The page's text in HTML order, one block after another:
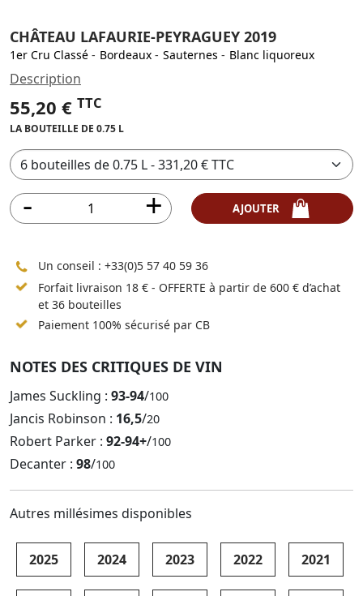
CHÂTEAU LAFAURIE-PEYRAGUEY 2019
1er Cru Classé - Bordeaux - Sauternes - Blanc liquoreux
Description
55,20 € TTC
LA BOUTEILLE DE 0.75 L
Un conseil : +33(0)5 57 40 59 36
Forfait livraison 18 € - OFFERTE à partir de 600 € d’achat
et 36 bouteilles
Paiement 100% sécurisé par CB
NOTES DES CRITIQUES DE VIN
James Suckling : 93-94/100
Jancis Robinson : 16,5/20
Robert Parker : 92-94+/100
Decanter : 98/100
Autres millésimes disponibles
2025 2024 2023 2022 2021